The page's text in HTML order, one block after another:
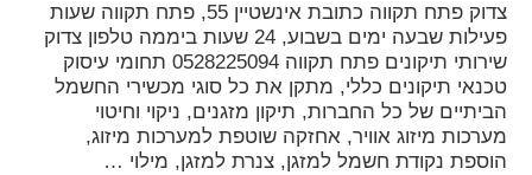
צדוק פתח תקווה כתובת אינשטיין 55, פתח תקווה שעות
פעילות שבעה ימים בשבוע, 24 שעות ביממה טלפון צדוק
שירותי תיקונים פתח תקווה 0528225094 תחומי עיסוק
טכנאי תיקונים כללי, מתקן את כל סוגי מכשירי החשמל
הביתיים של כל החברות, תיקון מזגנים, ניקוי וחיטוי
מערכות מיזוג אוויר, אחזקה שוטפת למערכות מיזוג,
הוספת נקודת חשמל למזגן, צנרת למזגן, מילוי …